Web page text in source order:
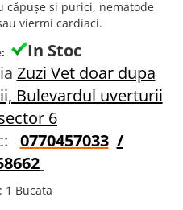
si
căpușe și purici, nematode
viermi cardiaci.
In Stoc
Zuzi Vet doar dupa
Bulevardul uverturii
6
0770457033 /
1 Bucata